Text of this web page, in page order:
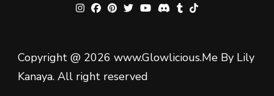
Copyright @ 2026 www.Glowlicious.Me By Lily
Kanaya. All right reserved